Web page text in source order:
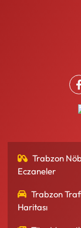
Trabzon
Eczaneler
Trabzon
Haritası